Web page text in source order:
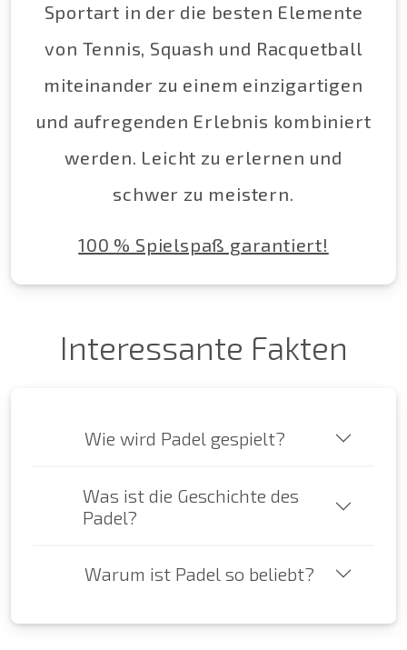
Sportart in der die besten Elemente
von Tennis, Squash und Racquetball
miteinander zu einem einzigartigen
und aufregenden Erlebnis kombiniert
werden. Leicht zu erlernen und
schwer zu meistern.
100 % Spielspaß garantiert!
Interessante Fakten
Wie wird Padel gespielt?
Was ist die Geschichte des
Padel?
Warum ist Padel so beliebt?